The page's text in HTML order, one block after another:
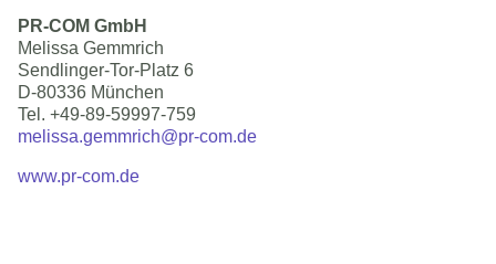
PR-COM GmbH
Melissa Gemmrich
Sendlinger-Tor-Platz 6
D-80336 München
Tel. +49-89-59997-759
melissa.gemmrich@pr-com.de
www.pr-com.de